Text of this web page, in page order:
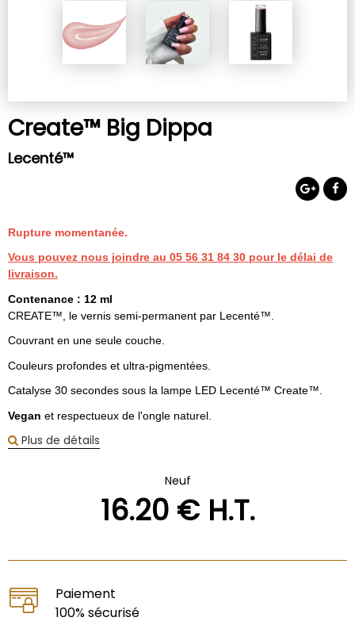
Create™ Big Dippa
Lecenté™
Rupture momentanée.
Vous pouvez nous joindre au 05 56 31 84 30 pour le délai de
livraison.
Contenance : 12 ml
CREATE™, le vernis semi-permanent par Lecenté™.
Couvrant en une seule couche.
Couleurs profondes et ultra-pigmentées.
Catalyse 30 secondes sous la lampe LED Lecenté™ Create™.
Vegan et respectueux de l'ongle naturel.
Plus de détails
Neuf
16.20€ H.T.
Paiement
100% sécurisé